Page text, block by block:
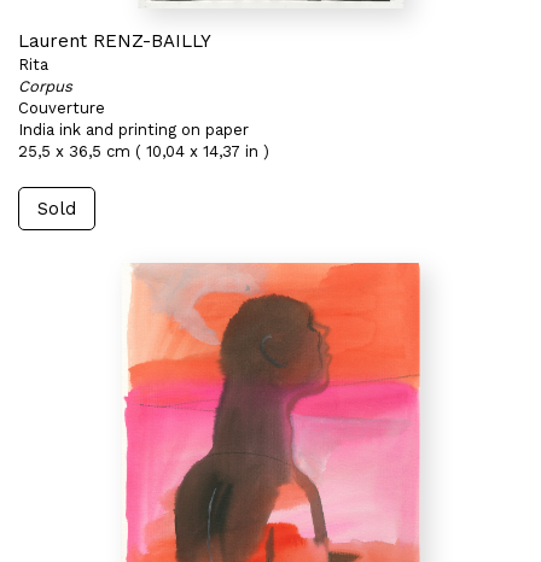
Laurent RENZ-BAILLY
Rita
Corpus
Couverture
India ink and printing on paper
25,5 x 36,5 cm ( 10,04 x 14,37 in )
Sold